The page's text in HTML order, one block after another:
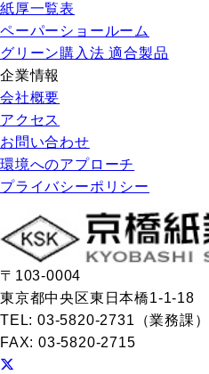
紙厚一覧表
ペーパーショールーム
グリーン購入法 適合製品
企業情報
会社概要
アクセス
お問い合わせ
環境へのアプローチ
プライバシーポリシー
〒103-0004
東京都中央区東日本橋1-1-18
TEL: 03-5820-2731（業務課）
FAX: 03-5820-2715